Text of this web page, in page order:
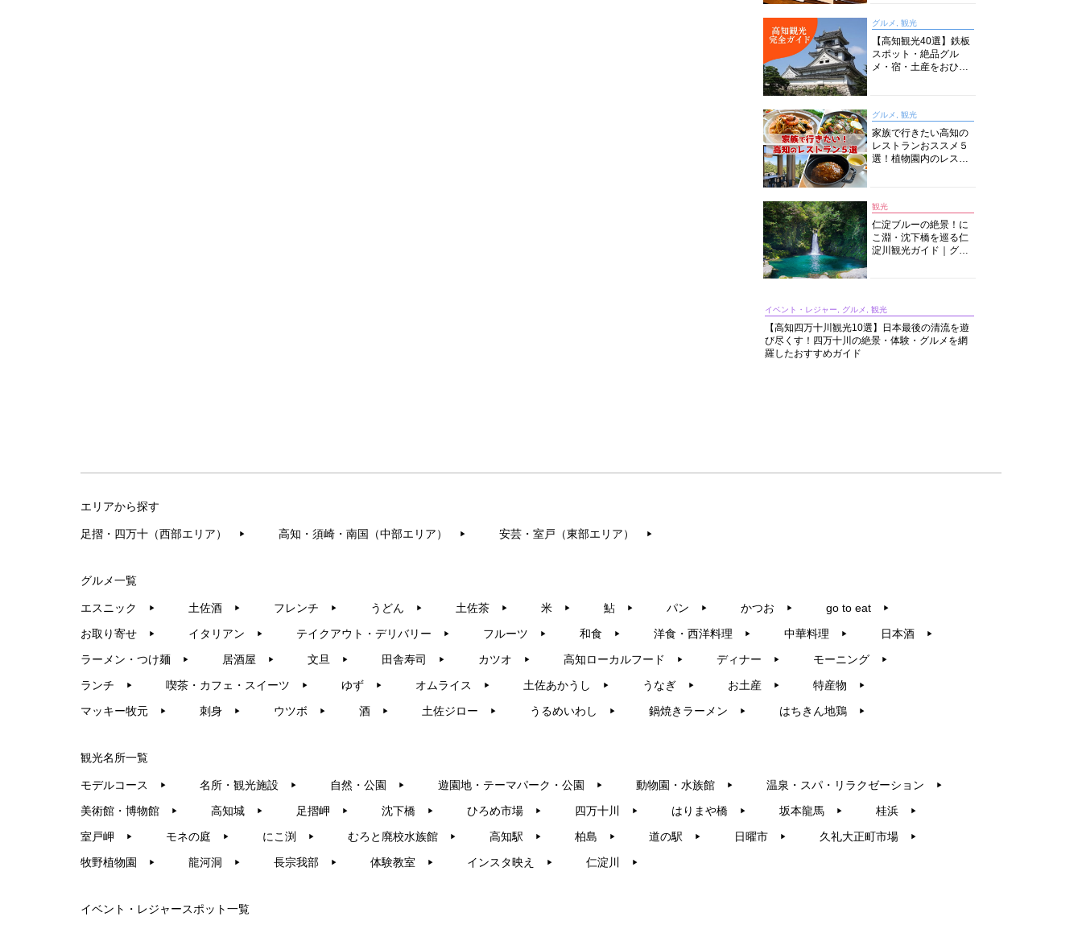
グルメ, 観光
【高知観光40選】鉄板
スポット・絶品グル
メ・宿・土産をおひと
グルメ, 観光
家族で行きたい高知の
レストランおススメ５
選！植物園内のレスト
観光
仁淀ブルーの絶景！に
こ淵・沈下橋を巡る仁
淀川観光ガイド｜グル
イベント・レジャー, グルメ, 観光
【高知四万十川観光10選】日本最後の清流を遊
び尽くす！四万十川の絶景・体験・グルメを網
羅したおすすめガイド
エリアから探す
足摺・四万十（西部エリア） ▶︎ 高知・須崎・南国（中部エリア） ▶︎ 安芸・室戸（東部エリア） ▶︎
グルメ一覧
エスニック ▶︎ 土佐酒 ▶︎ フレンチ ▶︎ うどん ▶︎ 土佐茶 ▶︎ 米 ▶︎ 鮎 ▶︎ パン ▶︎ かつお ▶︎ go to eat ▶︎
お取り寄せ ▶︎ イタリアン ▶︎ テイクアウト・デリバリー ▶︎ フルーツ ▶︎ 和食 ▶︎ 洋食・西洋料理 ▶︎ 中華料理 ▶︎ 日本酒 ▶︎
ラーメン・つけ麺 ▶︎ 居酒屋 ▶︎ 文旦 ▶︎ 田舎寿司 ▶︎ カツオ ▶︎ 高知ローカルフード ▶︎ ディナー ▶︎ モーニング ▶︎
ランチ ▶︎ 喫茶・カフェ・スイーツ ▶︎ ゆず ▶︎ オムライス ▶︎ 土佐あかうし ▶︎ うなぎ ▶︎ お土産 ▶︎ 特産物 ▶︎
マッキー牧元 ▶︎ 刺身 ▶︎ ウツボ ▶︎ 酒 ▶︎ 土佐ジロー ▶︎ うるめいわし ▶︎ 鍋焼きラーメン ▶︎ はちきん地鶏 ▶︎
観光名所一覧
モデルコース ▶︎ 名所・観光施設 ▶︎ 自然・公園 ▶︎ 遊園地・テーマパーク・公園 ▶︎ 動物園・水族館 ▶︎ 温泉・スパ・リラクゼーション ▶︎
美術館・博物館 ▶︎ 高知城 ▶︎ 足摺岬 ▶︎ 沈下橋 ▶︎ ひろめ市場 ▶︎ 四万十川 ▶︎ はりまや橋 ▶︎ 坂本龍馬 ▶︎ 桂浜 ▶︎
室戸岬 ▶︎ モネの庭 ▶︎ にこ渕 ▶︎ むろと廃校水族館 ▶︎ 高知駅 ▶︎ 柏島 ▶︎ 道の駅 ▶︎ 日曜市 ▶︎ 久礼大正町市場 ▶︎
牧野植物園 ▶︎ 龍河洞 ▶︎ 長宗我部 ▶︎ 体験教室 ▶︎ インスタ映え ▶︎ 仁淀川 ▶︎
イベント・レジャースポット一覧